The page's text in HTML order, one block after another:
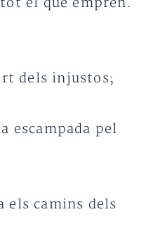
dels injustos;
escampada pel
els camins dels